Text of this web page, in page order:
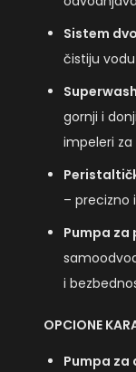
Sistem
čistiju
gornji i
impeleri za
– precizno
Pumpa za
i
OPCIONE
Pumpa za